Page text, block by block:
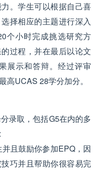
。学生可以根据自己喜
择相应的主题进行深入
个小时完成挑选研究方
过程，并在最后以论文
展示和答辩。经过评审
高UCAS 28学分加分。
录取，包括G5在内的多
且鼓励你参加EPQ，因
巧并且帮助你很容易完